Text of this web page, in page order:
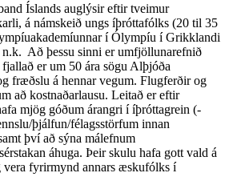
Íslands auglýsir eftir tveimur
á námskeið ungs íþróttafólks (20 til 35
í Ólympíu í Grikklandi
Að þessu sinni er umfjöllunarefnið
er um 50 ára sögu Alþjóða
fræðslu á hennar vegum. Flugferðir og
að kostnaðarlausu. Leitað er eftir
mjög góðum árangri í íþróttagrein (-
þjálfun/félagsstörfum innan
því að sýna málefnum
áhuga. Þeir skulu hafa gott vald á
vera fyrirmynd annars æskufólks í